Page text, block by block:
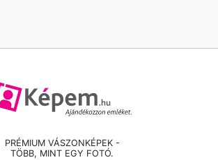
PRÉMIUM VÁSZONKÉPEK -
TÖBB, MINT EGY FOTÓ.